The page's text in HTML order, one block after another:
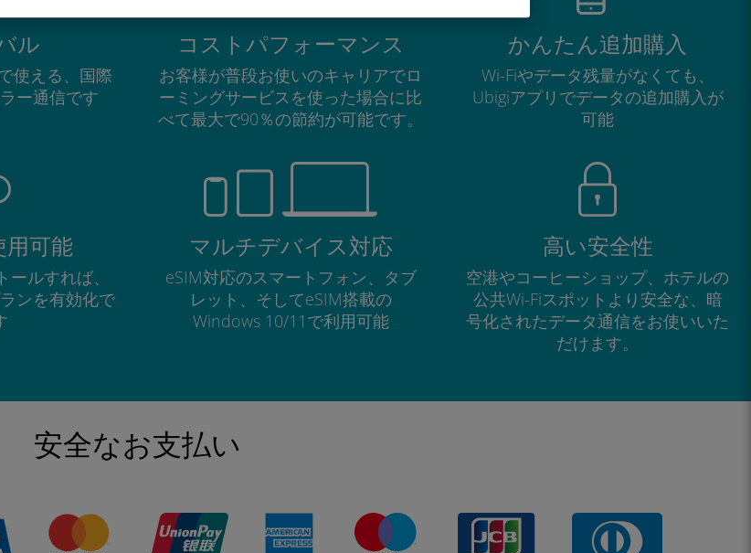
ル
使える、国際
ー通信です
コストパフォーマンス
お客様が普段お使いのキャリアでロ
ーミングサービスを使った場合に比
べて最大で90％の節約が可能です。
かんたん追加購入
Wi-Fiやデータ残量がなくても、
Ubigiアプリでデータの追加購入が
可能
用可能
ルすれば、
ンを有効化で
マルチデバイス対応
eSIM対応のスマートフォン、タブ
レット、そしてeSIM搭載の
Windows 10/11で利用可能
高い安全性
空港やコーヒーショップ、ホテルの
公共Wi-Fiスポットより安全な、暗
号化されたデータ通信をお使いいた
だけます。
安全なお支払い